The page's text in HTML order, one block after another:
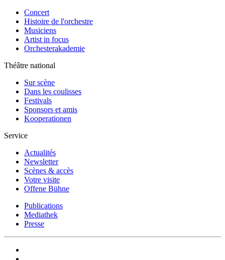
Concert
Histoire de l'orchestre
Musiciens
Artist in focus
Orchesterakademie
Théâtre national
Sur scène
Dans les coulisses
Festivals
Sponsors et amis
Kooperationen
Service
Actualités
Newsletter
Scènes & accès
Votre visite
Offene Bühne
Publications
Mediathek
Presse